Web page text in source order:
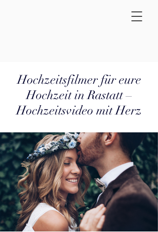
Hochzeitsfilmer für eure
Hochzeit in Rastatt –
Hochzeitsvideo mit Herz